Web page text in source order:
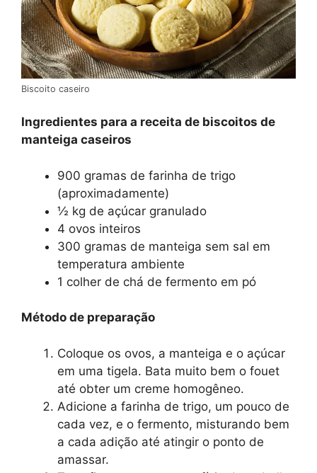
Biscoito caseiro
Ingredientes para a receita de biscoitos de
manteiga caseiros
900 gramas de farinha de trigo
(aproximadamente)
½ kg de açúcar granulado
4 ovos inteiros
300 gramas de manteiga sem sal em
temperatura ambiente
1 colher de chá de fermento em pó
Método de preparação
Coloque os ovos, a manteiga e o açúcar
em uma tigela. Bata muito bem o fouet
até obter um creme homogêneo.
Adicione a farinha de trigo, um pouco de
cada vez, e o fermento, misturando bem
a cada adição até atingir o ponto de
amassar.